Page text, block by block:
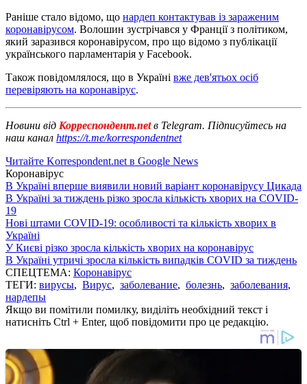
Раніше стало відомо, що нардеп контактував із зараженим
коронавірусом. Волошин зустрічався у Франції з політиком,
який заразився коронавірусом, про що відомо з публікації
українського парламентарія у Facebook.
Також повідомлялося, що в Україні вже дев'ятьох осіб
перевіряють на коронавірус.
Новини від Корреспондент.netв Telegram. Підписуйтесь на
наш канал https://t.me/korrespondentnet
Читайте Korrespondent.net в Google News
Коронавірус
В Україні вперше виявили новий варіант коронавірусу Цикада
В Україні за тиждень різко зросла кількість хворих на COVID-
19
Нові штами COVID-19: особливості та кількість хворих в
Україні
У Києві різко зросла кількість хворих на коронавірус
В Україні утричі зросла кількість випадків COVID за тиждень
СПЕЦТЕМА: Коронавірус
ТЕГИ: вирусы, Вирус, заболевание, болезнь, заболевания,
нардепы
Якщо ви помітили помилку, виділіть необхідний текст і
натисніть Ctrl + Enter, щоб повідомити про це редакцію.